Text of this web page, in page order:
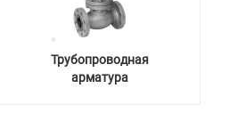
Трубопроводная
арматура